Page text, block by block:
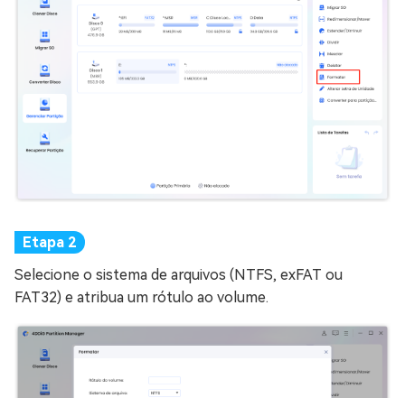
Selecione o sistema de arquivos (NTFS, exFAT ou
FAT32) e atribua um rótulo ao volume.